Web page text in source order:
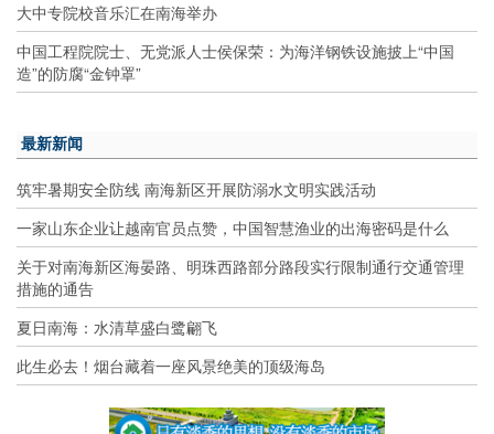
大中专院校音乐汇在南海举办
中国工程院院士、无党派人士侯保荣：为海洋钢铁设施披上“中国
造”的防腐“金钟罩”
最新新闻
筑牢暑期安全防线 南海新区开展防溺水文明实践活动
一家山东企业让越南官员点赞，中国智慧渔业的出海密码是什么
关于对南海新区海晏路、明珠西路部分路段实行限制通行交通管理
措施的通告
夏日南海：水清草盛白鹭翩飞
此生必去！烟台藏着一座风景绝美的顶级海岛